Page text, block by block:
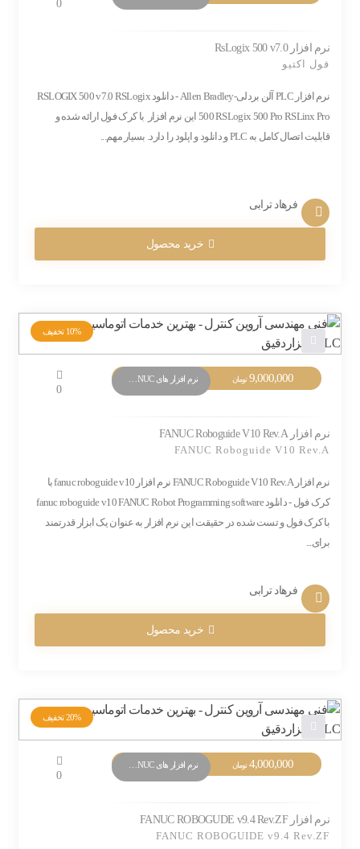
0
نرم افزار RsLogix 500 v7.0
فول اکتیو
نرم افزار PLC آلن بردلی-Allen Bradley - دانلود RSLOGIX 500 v7.0 RSLogix
500 RSLogix 500 Pro RSLinx Pro این نرم افزار با کرک فول ارائه شده و
قابلیت اتصال کامل به PLC و دانلود و اپلود را دارد. بسیار مهم...
فرهاد ترابی
خرید محصول
10% تخفیف
9,000,000 تومان
0
نرم افزار FANUC Roboguide V10 Rev.A
FANUC Roboguide V10 Rev.A
نرم افزار FANUC Roboguide V10 Rev.A نرم افزار fanuc roboguide v10 با
کرک فول - دانلود fanuc roboguide v10 FANUC Robot Programming software
با کرک فول و تست شده در حقیقت این نرم افزار به عنوان یک ابزار قدرتمند
برای...
فرهاد ترابی
خرید محصول
20% تخفیف
4,000,000 تومان
0
نرم افزار FANUC ROBOGUDE v9.4 Rev.ZF
FANUC ROBOGUIDE v9.4 Rev.ZF